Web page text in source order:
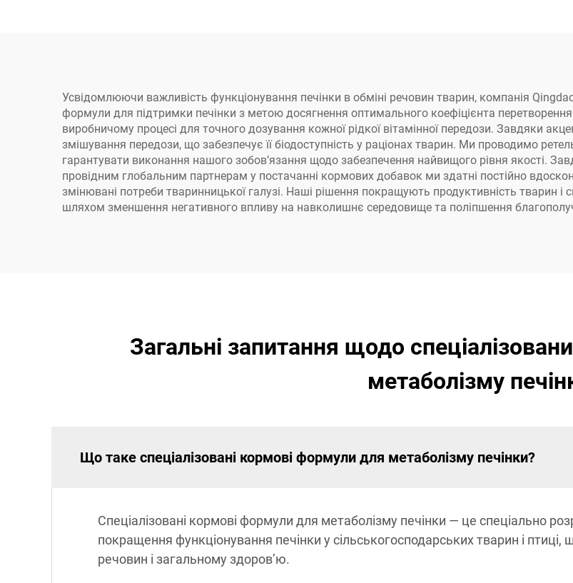
Усвідомлюючи важливість функціонування печінки в обміні речовин тварин, компанія
формули для підтримки печінки з метою досягнення оптимального коефіцієнта
виробничому процесі для точного дозування кожної рідкої вітамінної передози. Завдяки
змішування передози, що забезпечує її біодоступність у раціонах тварин. Ми проводимо
гарантувати виконання нашого зобов’язання щодо забезпечення найвищого рівня якості.
провідним глобальним партнерам у постачанні кормових добавок ми здатні постійно
змінювані потреби тваринницької галузі. Наші рішення покращують продуктивність тварин і
шляхом зменшення негативного впливу на навколишнє середовище та поліпшення
Загальні запитання щодо
метаболізму
Що таке спеціалізовані кормові формули для метаболізму печінки?
Спеціалізовані кормові формули для метаболізму печінки — це спеціально
покращення функціонування печінки у сільськогосподарських тварин і
речовин і загальному здоров’ю.